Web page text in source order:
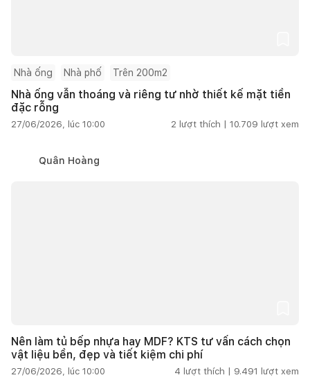
Nhà ống Nhà phố Trên 200m2
Nhà ống vẫn thoáng và riêng tư nhờ thiết kế mặt tiền
đặc rỗng
27/06/2026, lúc 10:00 2 lượt thích | 10.709 lượt xem
Quân Hoàng
Nên làm tủ bếp nhựa hay MDF? KTS tư vấn cách chọn
vật liệu bền, đẹp và tiết kiệm chi phí
27/06/2026, lúc 10:00 4 lượt thích | 9.491 lượt xem